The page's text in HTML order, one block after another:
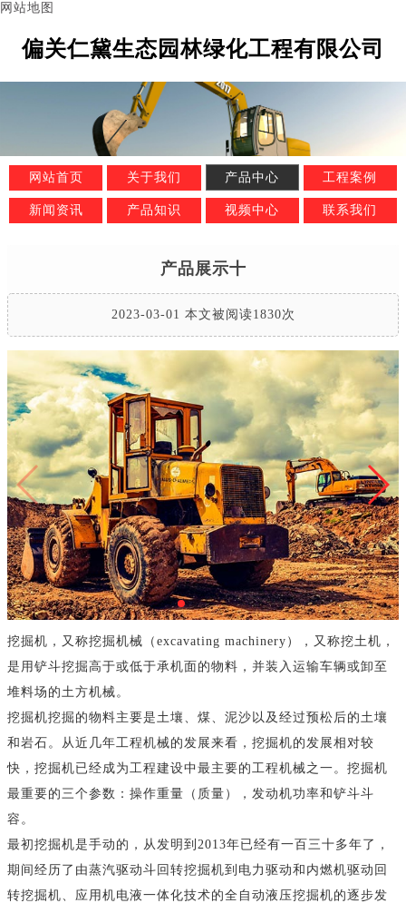
网站地图
偏关仁黛生态园林绿化工程有限公司
网站首页 关于我们 产品中心 工程案例
新闻资讯 产品知识 视频中心 联系我们
产品展示十
2023-03-01 本文被阅读1830次
挖掘机，又称挖掘机械（excavating machinery），又称挖土机，
是用铲斗挖掘高于或低于承机面的物料，并装入运输车辆或卸至
堆料场的土方机械。
挖掘机挖掘的物料主要是土壤、煤、泥沙以及经过预松后的土壤
和岩石。从近几年工程机械的发展来看，挖掘机的发展相对较
快，挖掘机已经成为工程建设中最主要的工程机械之一。挖掘机
最重要的三个参数：操作重量（质量），发动机功率和铲斗斗
容。
最初挖掘机是手动的，从发明到2013年已经有一百三十多年了，
期间经历了由蒸汽驱动斗回转挖掘机到电力驱动和内燃机驱动回
转挖掘机、应用机电液一体化技术的全自动液压挖掘机的逐步发